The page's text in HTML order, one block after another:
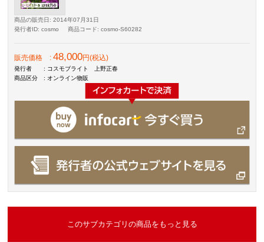
商品の販売日 : 2014年07月31日
発行者ID: cosmo 商品コード: cosmo-S60282
販売価格 :48,000円(税込)
発行者
: コスモブライト 上野正春
商品区分
: オンライン物販
このサブカテゴリの商品をもっと見る